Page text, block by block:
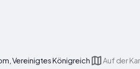
Vereinigtes Königreich Auf der